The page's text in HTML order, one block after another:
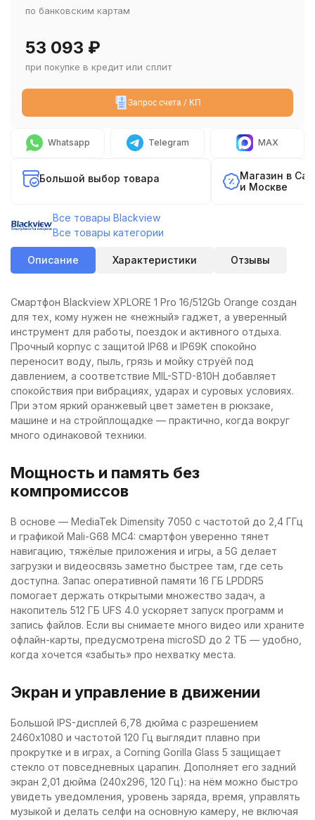
по банковским картам
53 093 ₽
при покупке в кредит или сплит
Запрос счета / КП
Whatsapp Telegram MAX
Большой выбор товара
Магазин в
и Москве
Все товары Blackview
Все товары категории
Описание Характеристики Отзывы
Смартфон Blackview XPLORE 1 Pro 16/512Gb Orange создан
для тех, кому нужен не «нежный» гаджет, а уверенный
инструмент для работы, поездок и активного отдыха.
Прочный корпус с защитой IP68 и IP69K спокойно
переносит воду, пыль, грязь и мойку струёй под
давлением, а соответствие MIL-STD-810H добавляет
спокойствия при вибрациях, ударах и суровых условиях.
При этом яркий оранжевый цвет заметен в рюкзаке,
машине и на стройплощадке — практично, когда вокруг
много одинаковой техники.
Мощность и память без
компромиссов
В основе — MediaTek Dimensity 7050 с частотой до 2,4 ГГц
и графикой Mali-G68 MC4: смартфон уверенно тянет
навигацию, тяжёлые приложения и игры, а 5G делает
загрузки и видеосвязь заметно быстрее там, где сеть
доступна. Запас оперативной памяти 16 ГБ LPDDR5
помогает держать открытыми множество задач, а
накопитель 512 ГБ UFS 4.0 ускоряет запуск программ и
запись файлов. Если вы снимаете много видео или храните
офлайн-карты, предусмотрена microSD до 2 ТБ — удобно,
когда хочется «забыть» про нехватку места.
Экран и управление в движении
Большой IPS-дисплей 6,78 дюйма с разрешением
2460x1080 и частотой 120 Гц выглядит плавно при
прокрутке и в играх, а Corning Gorilla Glass 5 защищает
стекло от повседневных царапин. Дополняет его задний
экран 2,01 дюйма (240x296, 120 Гц): на нём можно быстро
увидеть уведомления, уровень заряда, время, управлять
музыкой и делать селфи на основную камеру, не включая